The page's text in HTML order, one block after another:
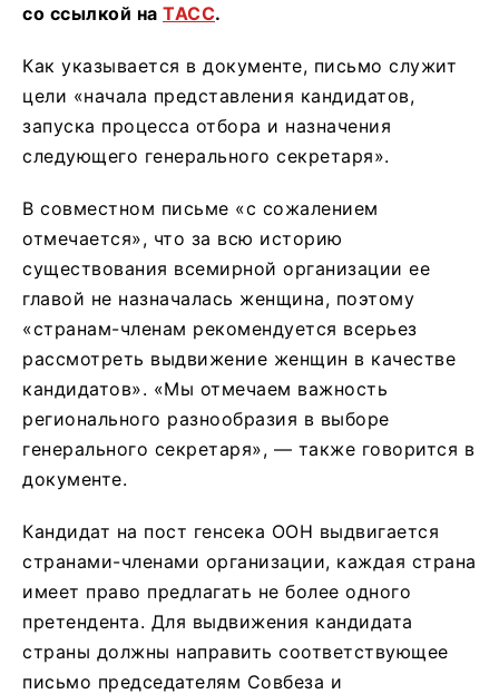
со ссылкой на ТАСС.
Как указывается в документе, письмо служит
цели «начала представления кандидатов,
запуска процесса отбора и назначения
следующего генерального секретаря».
В совместном письме «с сожалением
отмечается», что за всю историю
существования всемирной организации ее
главой не назначалась женщина, поэтому
«странам-членам рекомендуется всерьез
рассмотреть выдвижение женщин в качестве
кандидатов». «Мы отмечаем важность
регионального разнообразия в выборе
генерального секретаря», — также говорится в
документе.
Кандидат на пост генсека ООН выдвигается
странами-членами организации, каждая страна
имеет право предлагать не более одного
претендента. Для выдвижения кандидата
страны должны направить соответствующее
письмо председателям Совбеза и